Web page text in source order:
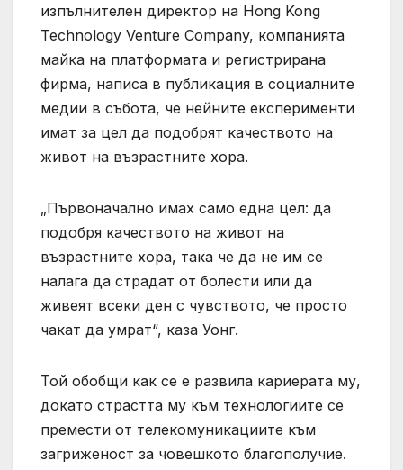
изпълнителен директор на Hong Kong
Technology Venture Company, компанията
майка на платформата и регистрирана
фирма, написа в публикация в социалните
медии в събота, че нейните експерименти
имат за цел да подобрят качеството на
живот на възрастните хора.
„Първоначално имах само една цел: да
подобря качеството на живот на
възрастните хора, така че да не им се
налага да страдат от болести или да
живеят всеки ден с чувството, че просто
чакат да умрат“, каза Уонг.
Той обобщи как се е развила кариерата му,
докато страстта му към технологиите се
премести от телекомуникациите към
загриженост за човешкото благополучие.